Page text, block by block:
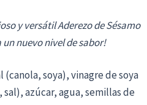
y versátil Aderezo de Sésamo
nuevo nivel de sabor!
soya), vinagre de soya
azúcar, agua, semillas de